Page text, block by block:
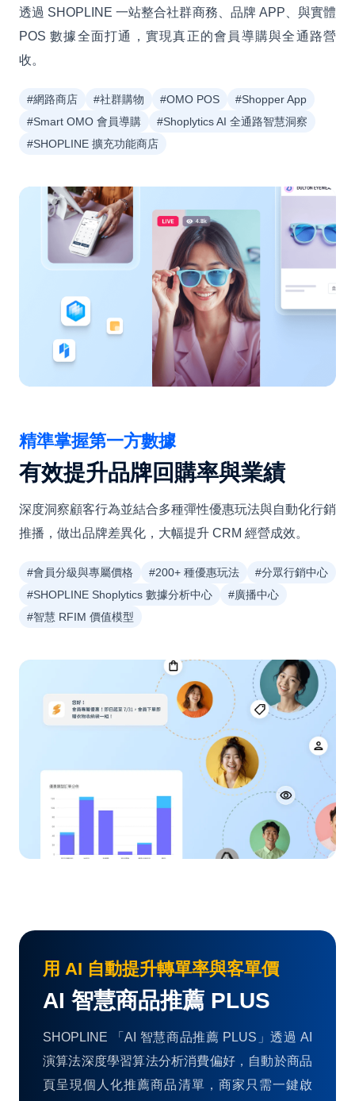
透過 SHOPLINE 一站整合社群商務、品牌 APP、與實體
POS 數據全面打通，實現真正的會員導購與全通路營
收。
#網路商店 #社群購物 #OMO POS
#Shopper App
#Smart OMO 會員導購
#Shoplytics AI 全通路智慧洞察
#SHOPLINE 擴充功能商店
精準掌握第一方數據
有效提升品牌回購率與業績
深度洞察顧客行為並結合多種彈性優惠玩法與自動化行銷
推播，做出品牌差異化，大幅提升 CRM 經營成效。
#會員分級與專屬價格 #200+ 種優惠玩法
#分眾行銷中心
#SHOPLINE Shoplytics 數據分析中心
#廣播中心
#智慧 RFIM 價值模型
用 AI 自動提升轉單率與客單價
AI 智慧商品推薦 PLUS
SHOPLINE 「AI 智慧商品推薦 PLUS」透過 AI
演算法深度學習算法分析消費偏好，自動於商品
頁呈現個人化推薦商品清單，商家只需一鍵啟